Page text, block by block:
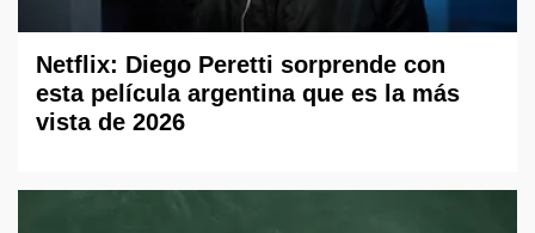
Netflix: Diego Peretti sorprende con
esta película argentina que es la más
vista de 2026